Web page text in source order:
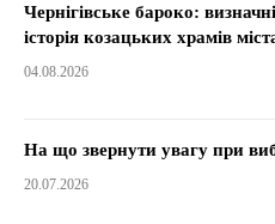
Чернігівське бароко:
історія козацьких храмів
04.08.2026
На що звернути увагу при
20.07.2026